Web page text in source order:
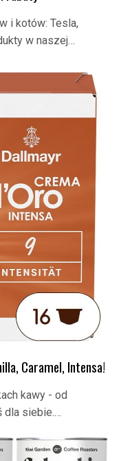
i kotów: Tesla,
w naszej…
Caramel, Intensa!
kawy - od
dla siebie.…